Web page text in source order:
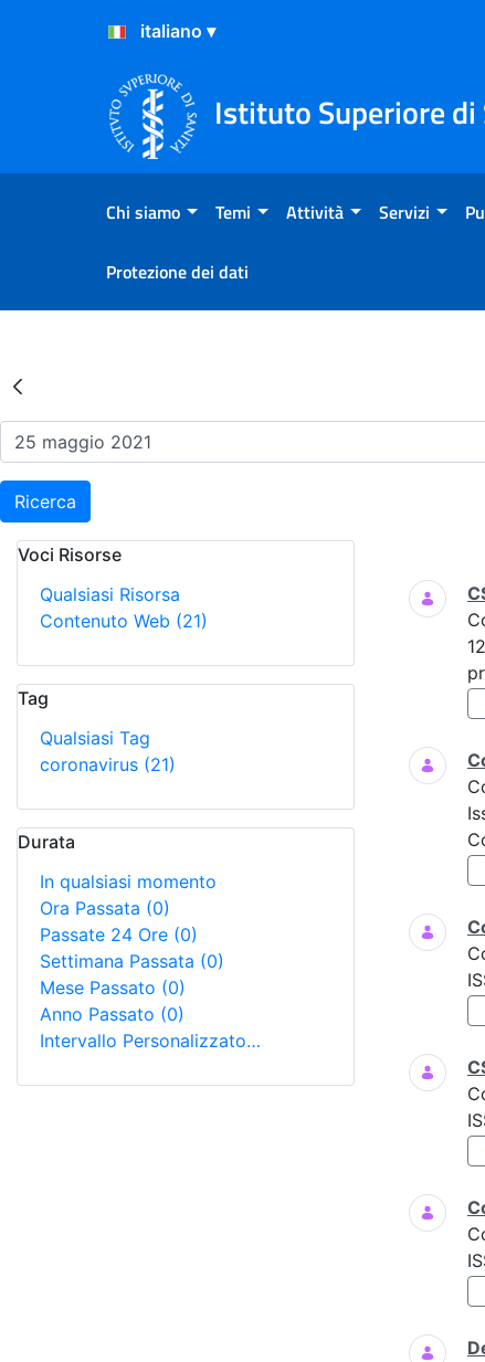
Salta al Contenuto
Salta al Footer
Istituto Superiore di
Chi siamo Temi Attività Servizi
Protezione dei dati
Risultati della Ricerca -
Ricerca
Voci Risorse
Qualsiasi Risorsa
Contenuto Web (21)
Tag
Qualsiasi Tag
coronavirus (21)
Durata
In qualsiasi momento
Ora Passata (0)
Passate 24 Ore (0)
Settimana Passata (0)
Mese Passato (0)
Anno Passato (0)
Intervallo Personalizzato…
Ricerca